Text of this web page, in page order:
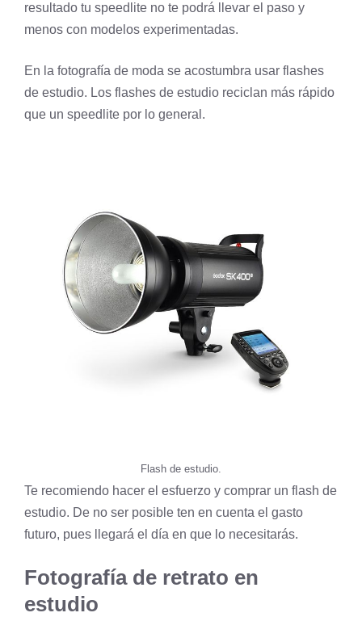
resultado tu speedlite no te podrá llevar el paso y
menos con modelos experimentadas.
En la fotografía de moda se acostumbra usar flashes
de estudio. Los flashes de estudio reciclan más rápido
que un speedlite por lo general.
Flash de estudio.
Te recomiendo hacer el esfuerzo y comprar un flash de
estudio. De no ser posible ten en cuenta el gasto
futuro, pues llegará el día en que lo necesitarás.
Fotografía de retrato en
estudio